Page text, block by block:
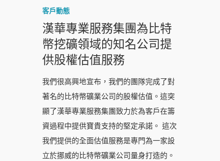
客戶動態
漢華專業服務集團為比特
幣挖礦領域的知名公司提
供股權估值服務
我們很高興地宣布，我們的團隊完成了對
著名的比特幣礦業公司的股權估值。這突
顯了漢華專業服務集團致力於為客戶在籌
資過程中提供寶貴支持的堅定承諾。 這次
我們提供的全面估值服務是專門為一家設
立於挪威的比特幣礦業公司量身打造的。